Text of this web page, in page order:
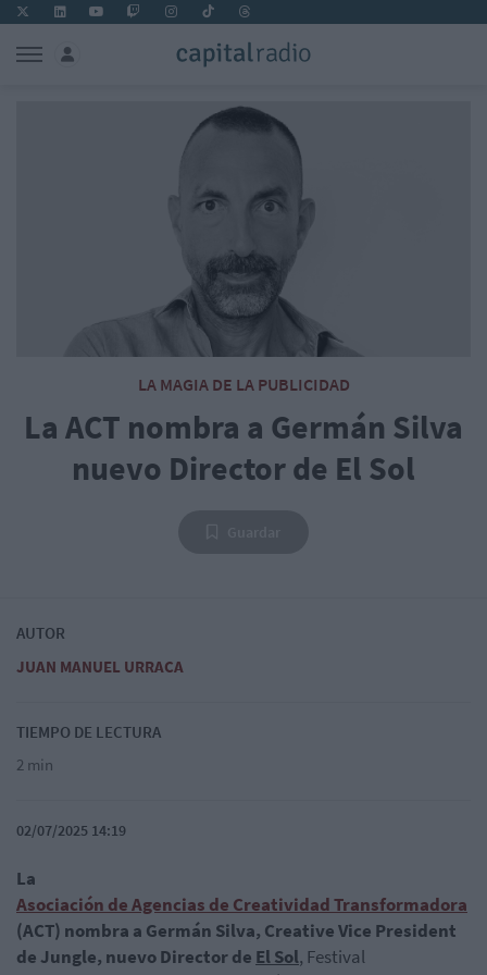
LA MAGIA DE LA PUBLICIDAD
La ACT nombra a Germán Silva
nuevo Director de El Sol
AUTOR
JUAN MANUEL URRACA
TIEMPO DE LECTURA
2 min
02/07/2025 14:19
La
Asociación de Agencias de Creatividad Transformadora
(ACT) nombra a Germán Silva, Creative Vice President
de Jungle, nuevo Director de El Sol, Festival